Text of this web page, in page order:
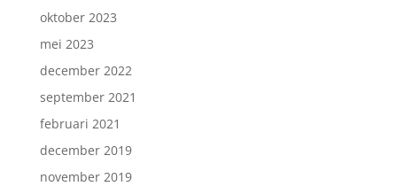
oktober 2023
mei 2023
december 2022
september 2021
februari 2021
december 2019
november 2019